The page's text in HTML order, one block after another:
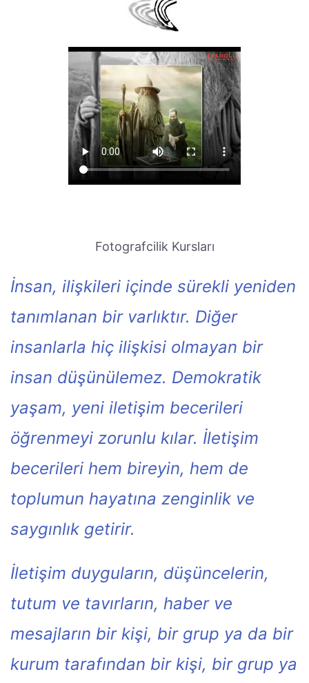
Fotografcilik Kursları
İnsan, ilişkileri içinde sürekli yeniden
tanımlanan bir varlıktır. Diğer
insanlarla hiç ilişkisi olmayan bir
insan düşünülemez. Demokratik
yaşam, yeni iletişim becerileri
öğrenmeyi zorunlu kılar. İletişim
becerileri hem bireyin, hem de
toplumun hayatına zenginlik ve
saygınlık getirir.
İletişim duyguların, düşüncelerin,
tutum ve tavırların, haber ve
mesajların bir kişi, bir grup ya da bir
kurum tarafından bir kişi, bir grup ya